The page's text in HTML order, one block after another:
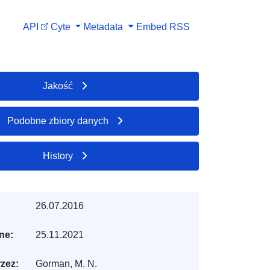
API Cyte Metadata Embed RSS
Jakość
Podobne zbiory danych
History
26.07.2016
25.11.2021
Gorman, M. N.